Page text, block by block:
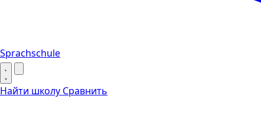
Sprachschule
Найти школу Сравнить